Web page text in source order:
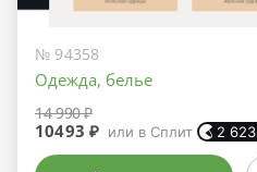
№ 94358
Одежда, белье
14 990 ₽
10493 ₽ или в Сплит 2 623